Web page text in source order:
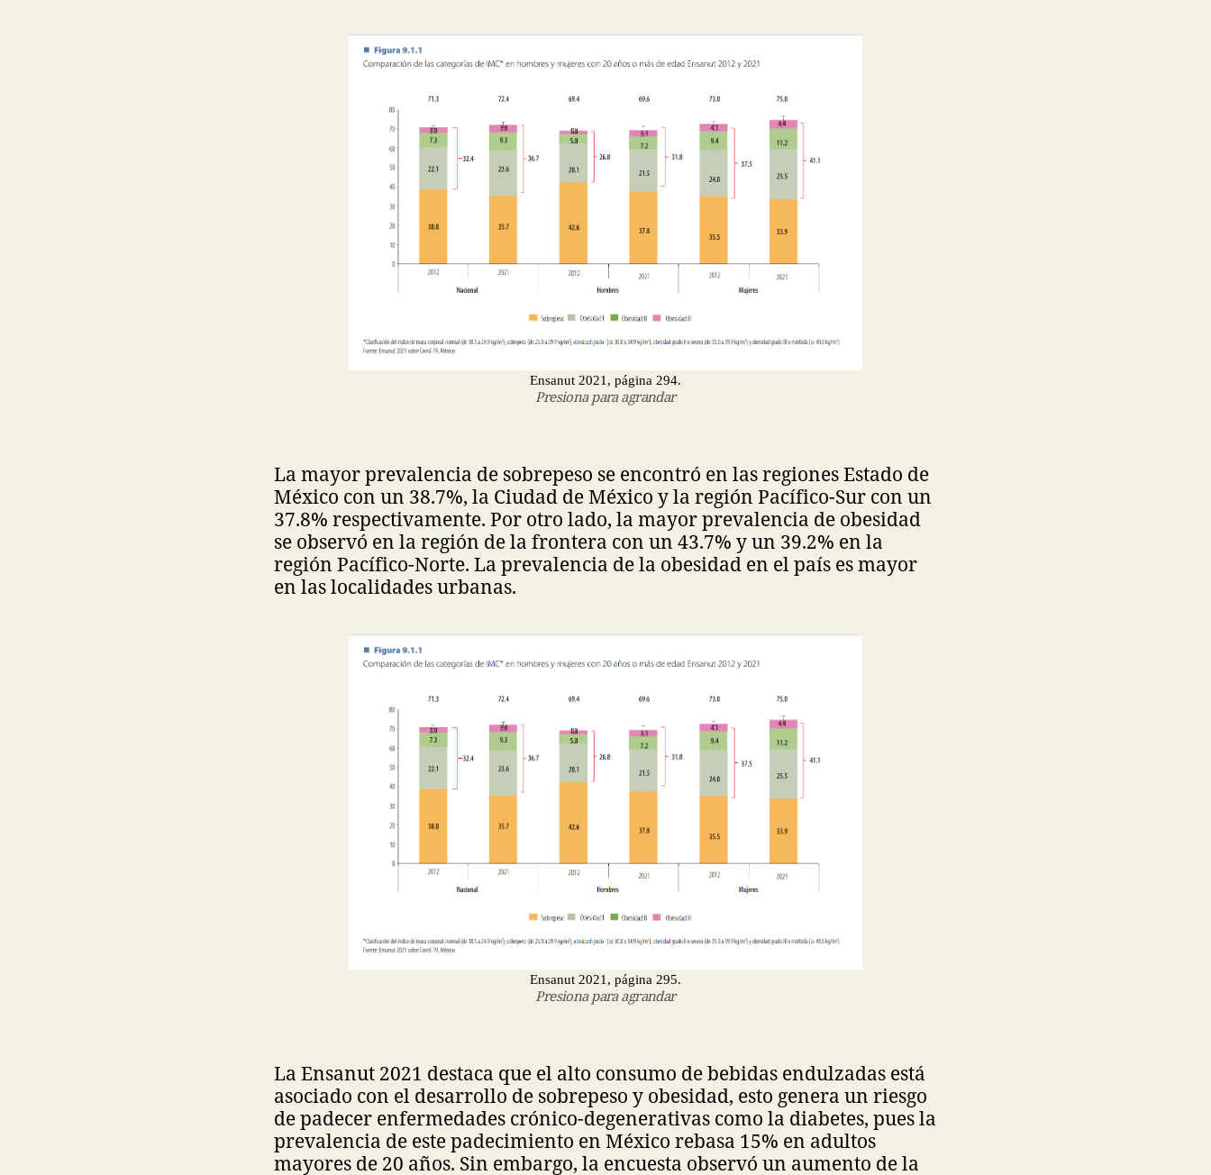
Ensanut 2021, página 294.
Presiona para agrandar
La mayor prevalencia de sobrepeso se encontró en las regiones Estado de
México con un 38.7%, la Ciudad de México y la región Pacífico-Sur con un
37.8% respectivamente. Por otro lado, la mayor prevalencia de obesidad
se observó en la región de la frontera con un 43.7% y un 39.2% en la
región Pacífico-Norte. La prevalencia de la obesidad en el país es mayor
en las localidades urbanas.
Ensanut 2021, página 295.
Presiona para agrandar
La Ensanut 2021 destaca que el alto consumo de bebidas endulzadas está
asociado con el desarrollo de sobrepeso y obesidad, esto genera un riesgo
de padecer enfermedades crónico-degenerativas como la diabetes, pues la
prevalencia de este padecimiento en México rebasa 15% en adultos
mayores de 20 años. Sin embargo, la encuesta observó un aumento de la